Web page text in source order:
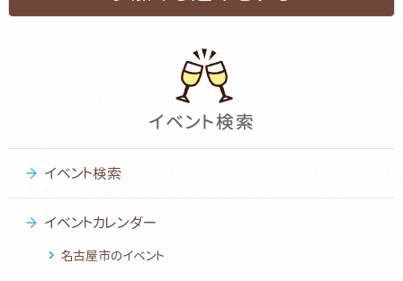
イベント検索
イベントカレンダー
名古屋市のイベント